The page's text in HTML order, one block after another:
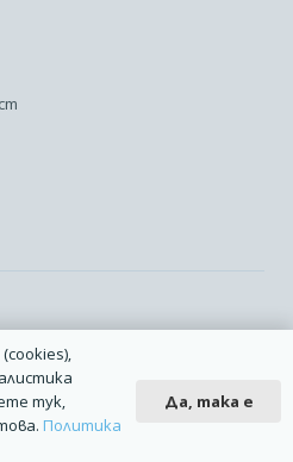
сайта
| Издател: Авио Форум |
Pixelliant
тук,
Политика
Да, така е